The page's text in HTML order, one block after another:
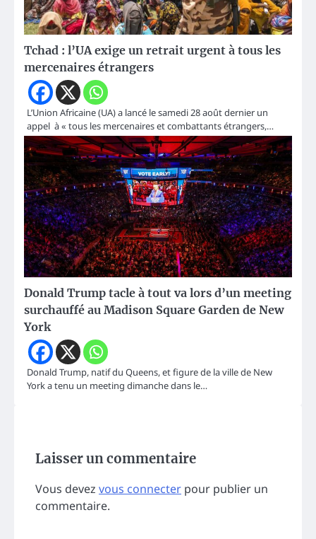
Tchad : l’UA exige un retrait urgent à tous les
mercenaires étrangers
L’Union Africaine (UA) a lancé le samedi 28 août dernier un
appel à « tous les mercenaires et combattants étrangers,…
Donald Trump tacle à tout va lors d’un meeting
surchauffé au Madison Square Garden de New
York
Donald Trump, natif du Queens, et figure de la ville de New
York a tenu un meeting dimanche dans le…
Laisser un commentaire
Vous devez vous connecter pour publier un
commentaire.